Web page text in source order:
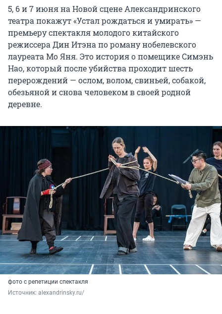
5, 6 и 7 июня на Новой сцене Александринского
театра покажут «Устал рождаться и умирать» —
премьеру спектакля молодого китайского
режиссера Дин Итэна по роману нобелевского
лауреата Мо Яня. Это история о помещике Симэнь
Нао, который после убийства проходит шесть
перерождений — ослом, волом, свиньей, собакой,
обезьяной и снова человеком в своей родной
деревне.
фото с репетиции спектакля
Источник: alexandrinsky.ru/